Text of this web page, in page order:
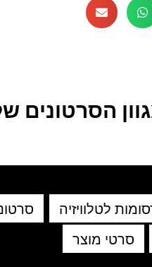
הסרטונים
לטלוויזיה
סרטי מוצר